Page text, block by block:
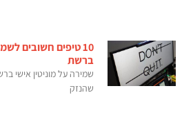
10 טיפים חשובים
ברשת
שמירה על מוניטין אישי
שהנזק